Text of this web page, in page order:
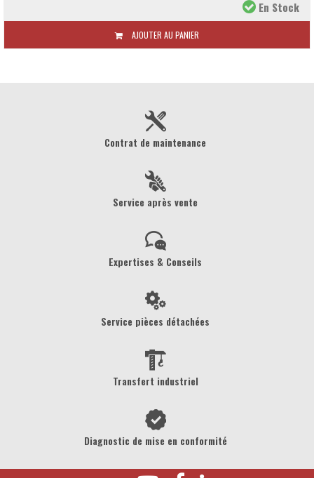
Contrat de maintenance
Service après vente
Expertises & Conseils
Service pièces détachées
Transfert industriel
Diagnostic de mise en conformité